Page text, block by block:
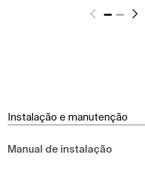
Instalação e manutenção
Manual de instalação